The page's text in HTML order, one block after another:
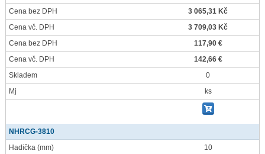
Cena bez DPH
3 065,31 Kč
Cena vč. DPH
3 709,03 Kč
Cena bez DPH
117,90 €
Cena vč. DPH
142,66 €
Skladem
0
Mj
ks
NHRCG-3810
Hadička (mm) 10